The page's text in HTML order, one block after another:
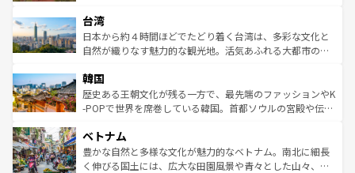
ならではの贅沢な旅のスタイルだ。 なお、新着のアメリカ
情報はコンテンツ一覧を参照してほしい。
れるおもてなしの心で訪れる人々を迎えてくれるハワイの
人々、おいしいローカルフードやハワイアンミュージッ
ク、伝統的なフラダンスなど、すべてがハワイの魅力を彩
ワイを、存分に味わってほしい。 なお、新着のハワイ情報
はコンテンツ一覧を参照してほしい。
リアリーフや大陸中央部にそびえるウルル（エアーズロッ
ク）、タスマニアの美しい原生林やケアンズの熱帯雨林な
ど、見どころがたくさん。また、カフェやワイン、オージ
いる。アクティビティも充実しており、サーフィンやダイ
ビング、ハイキングなど、アウトドア好きにはたまらな
い。オーストラリアの多彩な魅力を存分に味わいつくそ
参照してほしい。
台湾
日本から約４時間ほどでたどり着く台湾は、多彩な文化と
自然が織りなす魅力的な観光地。活気あふれる大都市の台
ン）、静ひつな山岳地帯である台湾東部など、都市の喧騒
と山間の静けさが共存しており、訪れる人に新しい発見と
驚きをもたらしてくれる。また、奥深い台湾の食文化も魅
容にもいいと評判のスイーツなど、バラエティ豊かな料理
が味わえる。 なお、新着の台湾情報は コンテンツ一覧を参
照してほしい。
韓国
歴史ある王朝文化が残る一方で、最先端のファッションやK
-POPで世界を席巻している韓国。首都ソウルの宮殿や伝統
き、地方に足を延ばせば四季折々の自然美を楽しむことが
できる。そして、キムチや焼肉、絶品のストリートフード
まで、さまざまな韓国料理が待っている。夜には、韓国な
ベトナム
豊かな自然と多様な文化が魅力的なベトナム。南北に細長
く伸びる国土には、広大な田園風景や青々とした山々、世